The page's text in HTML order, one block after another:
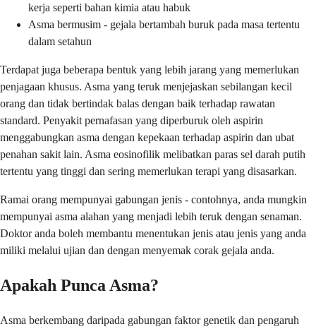
kerja seperti bahan kimia atau habuk
Asma bermusim - gejala bertambah buruk pada masa tertentu
dalam setahun
Terdapat juga beberapa bentuk yang lebih jarang yang memerlukan
penjagaan khusus. Asma yang teruk menjejaskan sebilangan kecil
orang dan tidak bertindak balas dengan baik terhadap rawatan
standard. Penyakit pernafasan yang diperburuk oleh aspirin
menggabungkan asma dengan kepekaan terhadap aspirin dan ubat
penahan sakit lain. Asma eosinofilik melibatkan paras sel darah putih
tertentu yang tinggi dan sering memerlukan terapi yang disasarkan.
Ramai orang mempunyai gabungan jenis - contohnya, anda mungkin
mempunyai asma alahan yang menjadi lebih teruk dengan senaman.
Doktor anda boleh membantu menentukan jenis atau jenis yang anda
miliki melalui ujian dan dengan menyemak corak gejala anda.
Apakah Punca Asma?
Asma berkembang daripada gabungan faktor genetik dan pengaruh